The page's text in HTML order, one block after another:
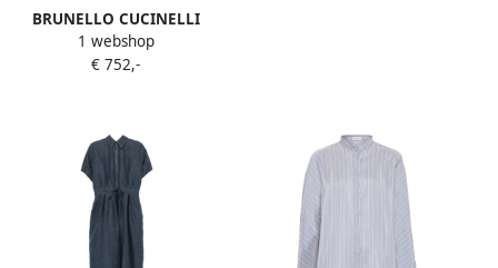
BRUNELLO CUCINELLI
Blauwe Avion Sweater Blue
Dames
1 webshop
€ 752,-